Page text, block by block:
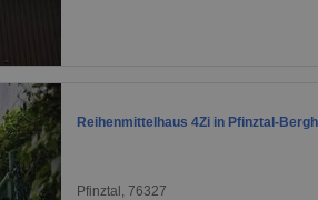
Reihenmittelhaus 4Zi in Pfinztal-
Pfinztal, 76327